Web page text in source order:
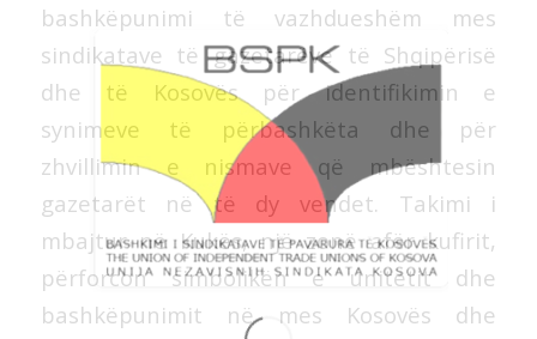
bashkëpunimi të vazhdueshëm mes
sindikatave të gazetarëve të Shqipërisë
dhe të Kosovës për identifikimin e
synimeve të përbashkëta dhe për
zhvillimin e nismave që mbështesin
gazetarët në të dy vendet. Takimi i
mbajtur në Kukës, një zonë afër kufirit,
përforcon simbolikën e unitetit dhe
bashkëpunimit në mes Kosovës dhe